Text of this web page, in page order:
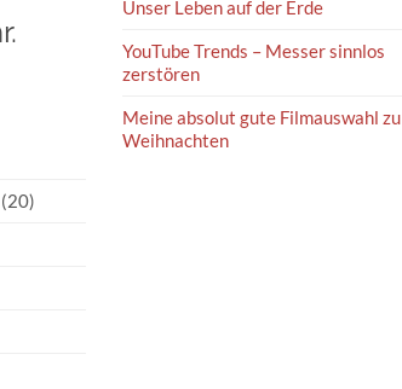
(20)
Unser Leben auf der Erde
YouTube Trends – Messer sinnlos
zerstören
Meine absolut gute Filmauswahl zu
Weihnachten